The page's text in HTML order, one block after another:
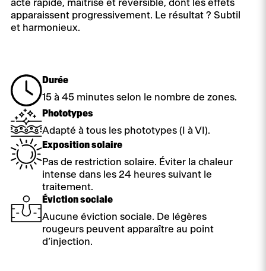
acte rapide, maîtrisé et réversible, dont les effets
apparaissent progressivement. Le résultat ? Subtil
et harmonieux.
Durée
15 à 45 minutes selon le nombre de zones.
Phototypes
Adapté à tous les phototypes (I à VI).
Exposition solaire
Pas de restriction solaire. Éviter la chaleur
intense dans les 24 heures suivant le
traitement.
Éviction sociale
Aucune éviction sociale. De légères
rougeurs peuvent apparaître au point
d’injection.